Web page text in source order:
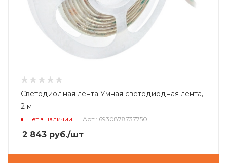
Светодиодная лента Умная светодиодная лента,
2 м
Нет в наличии Арт.: 6930878737750
2 843 руб./шт